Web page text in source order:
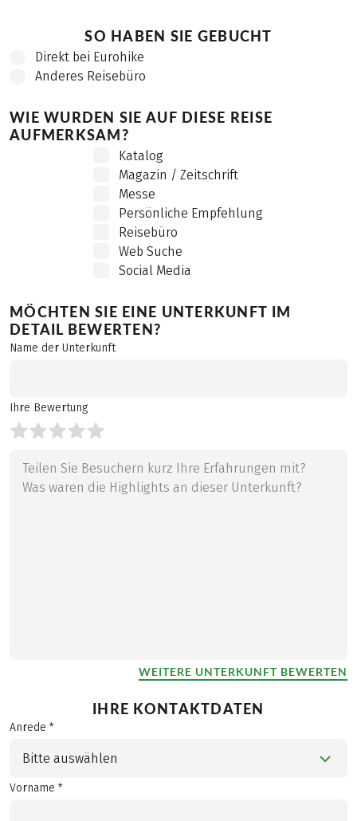
SO HABEN SIE GEBUCHT
Direkt bei Eurohike
Anderes Reisebüro
WIE WURDEN SIE AUF DIESE REISE
AUFMERKSAM?
Katalog
Magazin / Zeitschrift
Messe
Persönliche Empfehlung
Reisebüro
Web Suche
Social Media
MÖCHTEN SIE EINE UNTERKUNFT IM
DETAIL BEWERTEN?
Name der Unterkunft
Ihre Bewertung
Ihre Bewertung
WEITERE UNTERKUNFT BEWERTEN
IHRE KONTAKTDATEN
Anrede *
Bitte auswählen
Vorname *